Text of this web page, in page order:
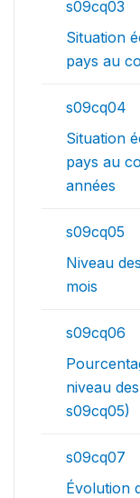
s09cq03
Situation
pays au
s09cq04
Situation
pays au
années
s09cq05
Niveau
mois
s09cq06
niveau
s09cq05)
s09cq07
Évolution